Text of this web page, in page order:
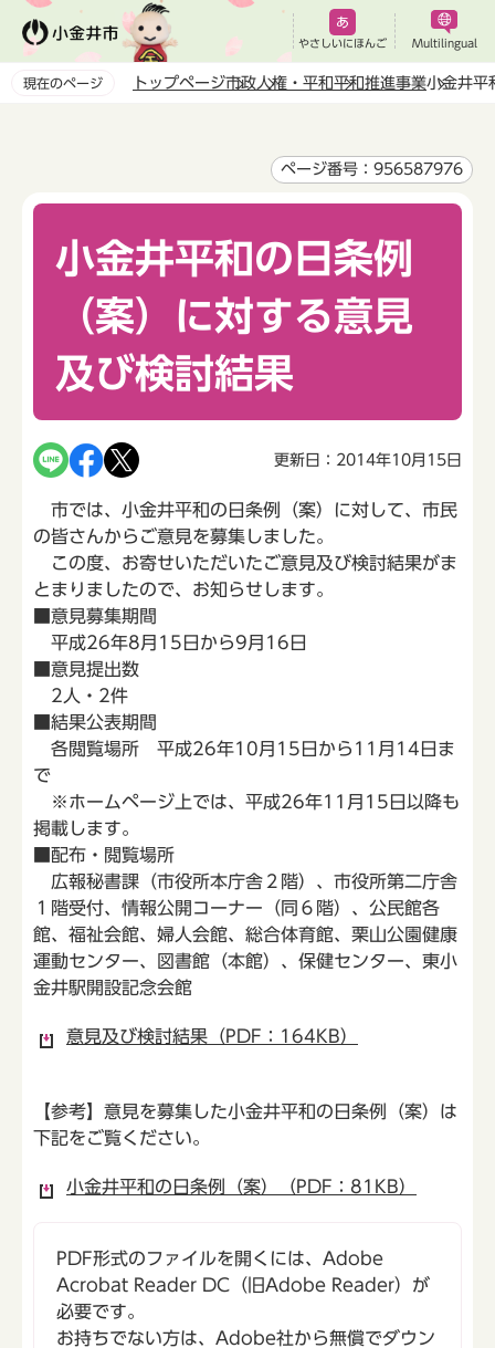
ペ
やさしいにほんご Multilingual
現在のページ トップページ市政人権・平和平和推進事業小金井平
ページ番号：956587976
小金井平和の日条例
（案）に対する意見
及び検討結果
更新日：2014年10月15日
市では、小金井平和の日条例（案）に対して、市民
の皆さんからご意見を募集しました。
この度、お寄せいただいたご意見及び検討結果がま
とまりましたので、お知らせします。
■意見募集期間
平成26年8月15日から9月16日
■意見提出数
2人・2件
■結果公表期間
各閲覧場所 平成26年10月15日から11月14日ま
で
※ホームページ上では、平成26年11月15日以降も
掲載します。
■配布・閲覧場所
広報秘書課（市役所本庁舎２階）、市役所第二庁舎
１階受付、情報公開コーナー（同６階）、公民館各
館、福祉会館、婦人会館、総合体育館、栗山公園健康
運動センター、図書館（本館）、保健センター、東小
金井駅開設記念会館
意見及び検討結果（PDF：164KB）
【参考】意見を募集した小金井平和の日条例（案）は
下記をご覧ください。
小金井平和の日条例（案）（PDF：81KB）
PDF形式のファイルを開くには、Adobe
Acrobat Reader DC（旧Adobe Reader）が
必要です。
お持ちでない方は、Adobe社から無償でダウン